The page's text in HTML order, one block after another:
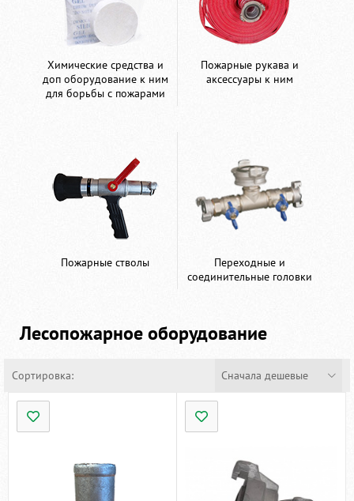
Химические средства и
доп оборудование к ним
для борьбы с пожарами
Пожарные рукава и
аксессуары к ним
Пожарные стволы
Переходные и
соединительные головки
Лесопожарное оборудование
Сортировка: Сначала дешевые